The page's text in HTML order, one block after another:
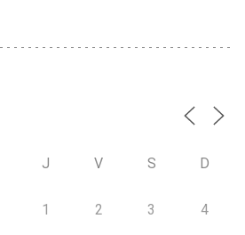
J V S D
1 2 3 4